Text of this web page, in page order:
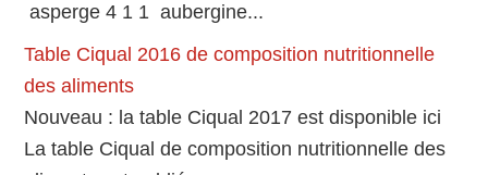
asperge 4 1 1 aubergine...
Table Ciqual 2016 de composition nutritionnelle
des aliments
Nouveau : la table Ciqual 2017 est disponible ici
La table Ciqual de composition nutritionnelle des